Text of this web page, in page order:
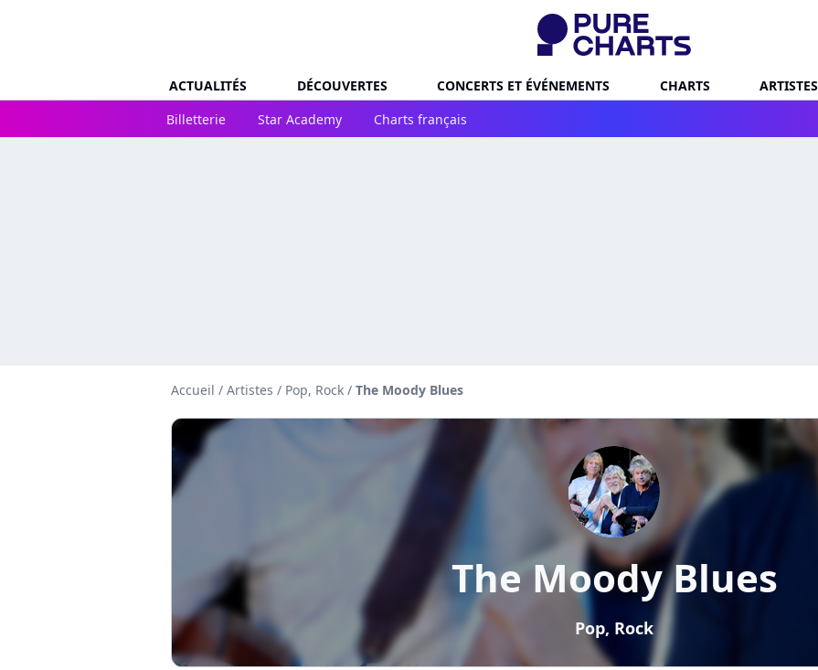
ACTUALITÉS DÉCOUVERTES CONCERTS ET ÉVÉNEMENTS CHARTS ARTISTES
Billetterie
Star Academy Charts français
Accueil / Artistes / Pop, Rock / The Moody Blues
The Moody Blues
Pop, Rock